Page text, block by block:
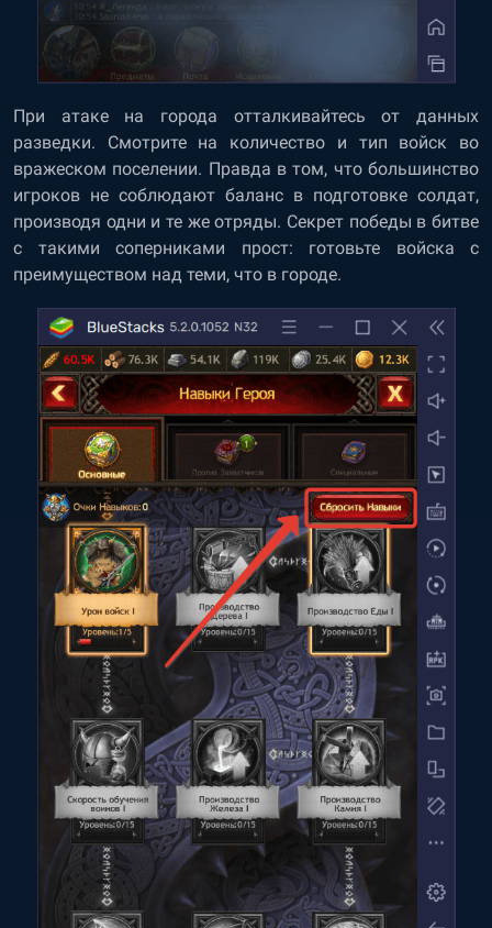
При атаке на города отталкивайтесь от данных
разведки. Смотрите на количество и тип войск во
вражеском поселении. Правда в том, что большинство
игроков не соблюдают баланс в подготовке солдат,
производя одни и те же отряды. Секрет победы в битве
с такими соперниками прост: готовьте войска с
преимуществом над теми, что в городе.